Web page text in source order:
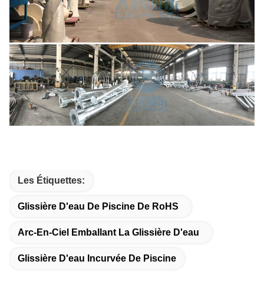
Les Étiquettes:
Glissière D'eau De Piscine De RoHS
Arc-En-Ciel Emballant La Glissière D'eau
Glissière D'eau Incurvée De Piscine